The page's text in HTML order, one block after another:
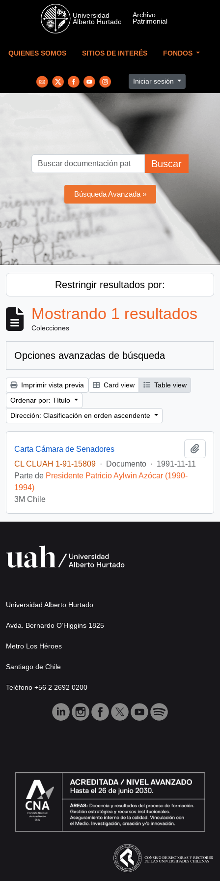
Skip to main content
QUIENES SOMOS SITIOS DE INTERÉS FONDOS
Iniciar sesión
Buscar
Búsqueda Avanzada »
Restringir resultados por:
Mostrando 1 resultados
Colecciones
Opciones avanzadas de búsqueda
Imprimir vista previa Card view
Table view
Ordenar por: Título
Dirección: Clasificación en orden ascendente
Carta Cámara de Senadores
CL CLUAH 1-91-15809 · Documento · 1991-11-11
Parte de Presidente Patricio Aylwin Azócar (1990-
1994)
3M Chile
Universidad Alberto Hurtado
Avda. Bernardo O’Higgins 1825
Metro Los Héroes
Santiago de Chile
Teléfono +56 2 2692 0200